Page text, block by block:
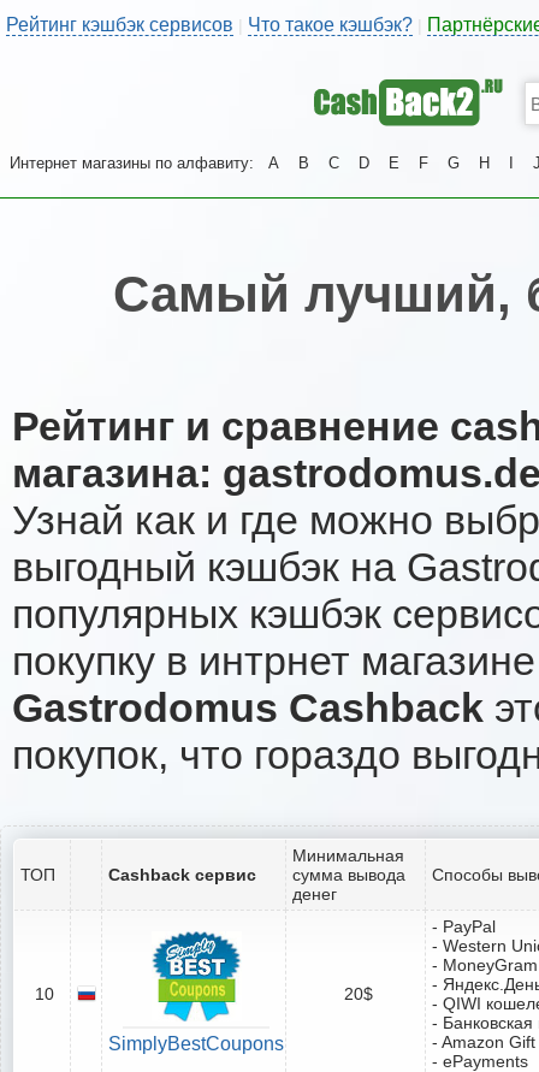
Рейтинг кэшбэк сервисов | Что такое кэшбэк?
Интернет магазины по алфавиту: A B C D E F G H
Самый лучший,
Рейтинг и сравнение
магазина:
Узнай как и где можно
выгодный кэшбэк на
популярных кэшбэк
покупку в интрнет
Gastrodomus Cashback
покупок, что гораздо
ТОП Cashback сервис
Минимальная
сумма вывода
денег
Способы
10
SimplyBestCoupons
20$
- PayPal
- Western
- MoneyGram
-
- QIWI
-
- Amazon
- ePayments